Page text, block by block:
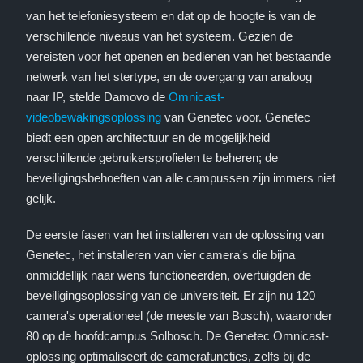
van het telefoniesysteem en dat op de hoogte is van de
verschillende niveaus van het systeem. Gezien de
vereisten voor het openen en bedienen van het bestaande
netwerk van het stertype, en de overgang van analoog
naar IP, stelde Damovo de Omnicast-
videobewakingsoplossing van Genetec voor. Genetec
biedt een open architectuur en de mogelijkheid
verschillende gebruikersprofielen te beheren; de
beveiligingsbehoeften van alle campussen zijn immers niet
gelijk.
De eerste fasen van het installeren van de oplossing van
Genetec, het installeren van vier camera's die bijna
onmiddellijk naar wens functioneerden, overtuigden de
beveiligingsoplossing van de universiteit. Er zijn nu 120
camera's operationeel (de meeste van Bosch), waaronder
80 op de hoofdcampus Solbosch. De Genetec Omnicast-
oplossing optimaliseert de camerafuncties, zelfs bij de